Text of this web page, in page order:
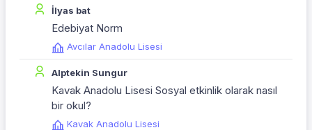
İlyas bat
Edebiyat Norm
Avcılar Anadolu Lisesi
Alptekin Sungur
Kavak Anadolu Lisesi Sosyal etkinlik olarak nasıl
bir okul?
Kavak Anadolu Lisesi